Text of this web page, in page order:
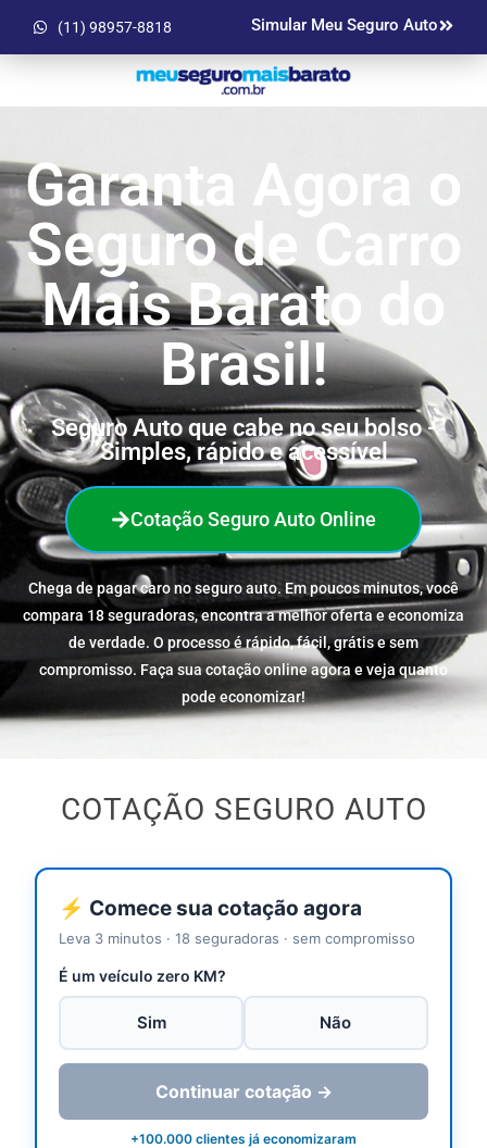
(11) 98957-8818 Simular Meu Seguro Auto
Garanta Agora o
Seguro de Carro
Mais Barato do
Brasil!
Seguro Auto que cabe no seu bolso -
Simples, rápido e acessível
Cotação Seguro Auto Online
Chega de pagar caro no seguro auto. Em poucos minutos, você
compara 18 seguradoras, encontra a melhor oferta e economiza
de verdade. O processo é rápido, fácil, grátis e sem
compromisso. Faça sua cotação online agora e veja quanto
pode economizar!
COTAÇÃO SEGURO AUTO
⚡ Comece sua cotação agora
Leva 3 minutos · 18 seguradoras · sem compromisso
É um veículo zero KM?
Sim Não
Continuar cotação →
+100.000 clientes já economizaram